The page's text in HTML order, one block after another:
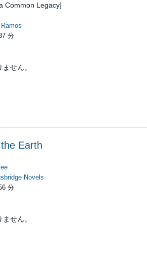
Common Legacy]
分
せん。
Earth
Novels
分
せん。